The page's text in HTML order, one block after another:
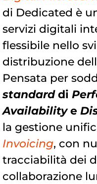
di Dedicated è
servizi digitali
flessibile nello
distribuzione
Pensata per
standarddi
Availabilitye
la gestione
Invoicing, con
tracciabilità dei
collaborazione